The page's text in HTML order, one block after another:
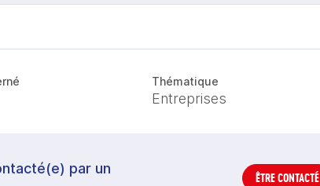
Thématique
Entreprises
par un
ÊTRE CONTACTÉ